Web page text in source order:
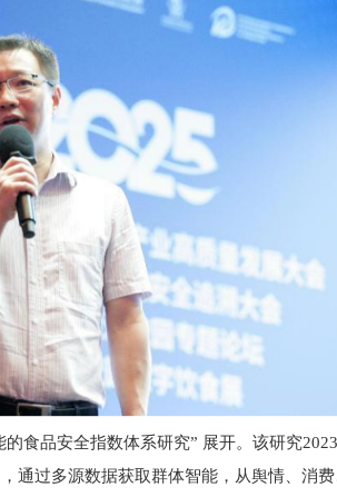
食品安全指数体系研究” 展开。 该研究
通过多源数据获取群体智能，从舆情、消